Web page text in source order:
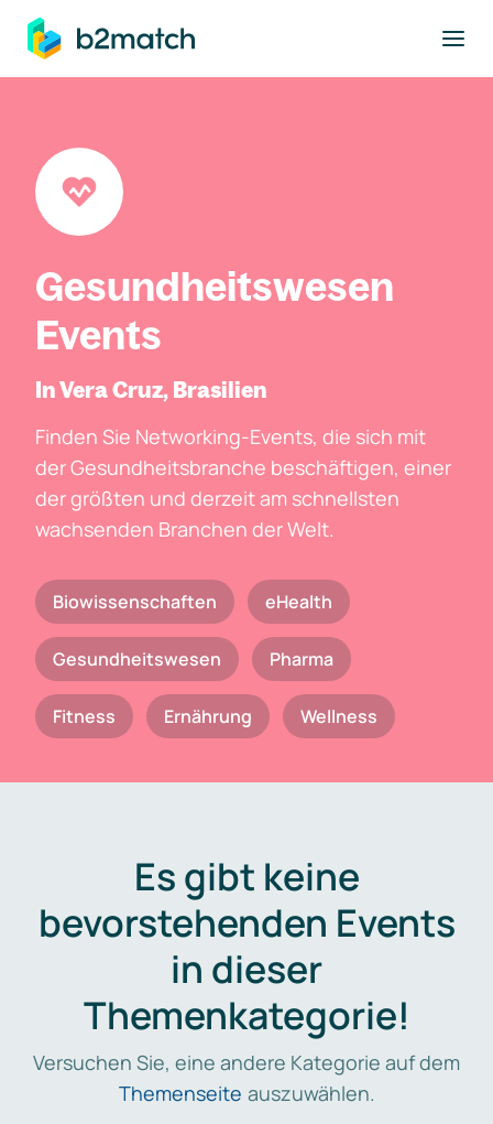
springen
Gesundheitswesen
Events
In Vera Cruz, Brasilien
Finden Sie Networking-Events, die sich mit
der Gesundheitsbranche beschäftigen, einer
der größten und derzeit am schnellsten
wachsenden Branchen der Welt.
Biowissenschaften eHealth
Gesundheitswesen Pharma
Fitness Ernährung Wellness
Es gibt keine
bevorstehenden Events
in dieser
Themenkategorie!
Versuchen Sie, eine andere Kategorie auf dem
Themenseite auszuwählen.